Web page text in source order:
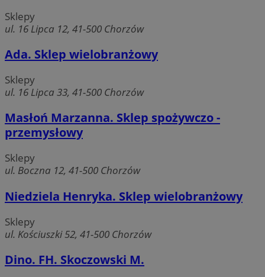
Sklepy
ul. 16 Lipca 12, 41-500 Chorzów
Ada. Sklep wielobranżowy
Sklepy
ul. 16 Lipca 33, 41-500 Chorzów
Masłoń Marzanna. Sklep spożywczo -
przemysłowy
Sklepy
ul. Boczna 12, 41-500 Chorzów
Niedziela Henryka. Sklep wielobranżowy
Sklepy
ul. Kościuszki 52, 41-500 Chorzów
Dino. FH. Skoczowski M.